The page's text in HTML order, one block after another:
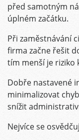
před samotným
úplném začátku.
Při zaměstnávání
firma začne řešit
tím menší je riziko
Dobře nastavené
minimalizovat
snížit
Nejvíce se